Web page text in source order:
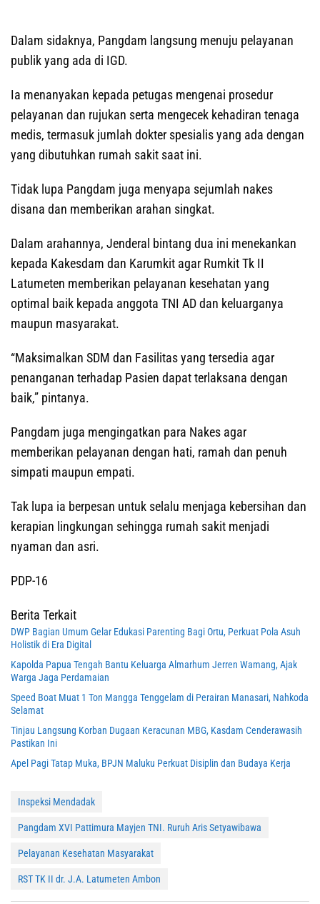
Dalam sidaknya, Pangdam langsung menuju pelayanan
publik yang ada di IGD.
Ia menanyakan kepada petugas mengenai prosedur
pelayanan dan rujukan serta mengecek kehadiran tenaga
medis, termasuk jumlah dokter spesialis yang ada dengan
yang dibutuhkan rumah sakit saat ini.
Tidak lupa Pangdam juga menyapa sejumlah nakes
disana dan memberikan arahan singkat.
Dalam arahannya, Jenderal bintang dua ini menekankan
kepada Kakesdam dan Karumkit agar Rumkit Tk II
Latumeten memberikan pelayanan kesehatan yang
optimal baik kepada anggota TNI AD dan keluarganya
maupun masyarakat.
“Maksimalkan SDM dan Fasilitas yang tersedia agar
penanganan terhadap Pasien dapat terlaksana dengan
baik,” pintanya.
Pangdam juga mengingatkan para Nakes agar
memberikan pelayanan dengan hati, ramah dan penuh
simpati maupun empati.
Tak lupa ia berpesan untuk selalu menjaga kebersihan dan
kerapian lingkungan sehingga rumah sakit menjadi
nyaman dan asri.
PDP-16
Berita Terkait
DWP Bagian Umum Gelar Edukasi Parenting Bagi Ortu, Perkuat Pola Asuh
Holistik di Era Digital
Kapolda Papua Tengah Bantu Keluarga Almarhum Jerren Wamang, Ajak
Warga Jaga Perdamaian
Speed Boat Muat 1 Ton Mangga Tenggelam di Perairan Manasari, Nahkoda
Selamat
Tinjau Langsung Korban Dugaan Keracunan MBG, Kasdam Cenderawasih
Pastikan Ini
Apel Pagi Tatap Muka, BPJN Maluku Perkuat Disiplin dan Budaya Kerja
Inspeksi Mendadak
Pangdam XVI Pattimura Mayjen TNI. Ruruh Aris Setyawibawa
Pelayanan Kesehatan Masyarakat
RST TK II dr. J.A. Latumeten Ambon